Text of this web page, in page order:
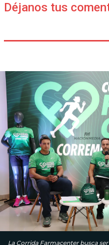
Déjanos tus
La Corrida Farmacenter busca